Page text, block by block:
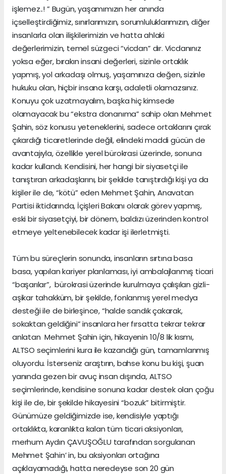
işlemez..! ” Bugün, yaşamımızın her anında
içselleştirdiğimiz, sınırlarımızın, sorumluluklarımızın, diğer
insanlarla olan ilişkilerimizin ve hatta ahlaki
değerlerimizin, temel süzgeci “vicdan” dır. Vicdanınız
yoksa eğer, bırakın insani değerleri, sizinle ortaklık
yapmış, yol arkadaşı olmuş, yaşamınıza değen, sizinle
hukuku olan, hiçbir insana karşı, adaletli olamazsınız.
Konuyu çok uzatmayalım, başka hiç kimsede
olamayacak bu “ekstra donanıma” sahip olan Mehmet
Şahin, söz konusu yeteneklerini, sadece ortaklarını çırak
çıkardığı ticaretlerinde değil, elindeki maddi gücün de
avantajıyla, özellikle yerel bürokrasi üzerinde, sonuna
kadar kullandı. Kendisini, her hangi bir siyasetçi ile
tanıştıran arkadaşlarını, bir şekilde tanıştırdığı kişi ya da
kişiler ile de, “kötü” eden Mehmet Şahin, Anavatan
Partisi iktidarında, İçişleri Bakanı olarak görev yapmış,
eski bir siyasetçiyi, bir dönem, baldızı üzerinden kontrol
etmeye yeltenebilecek kadar işi ilerletmişti.
Tüm bu süreçlerin sonunda, insanların sırtına basa
basa, yapılan kariyer planlaması, iyi ambalajlanmış ticari
“başarılar”, bürokrasi üzerinde kurulmaya çalışılan gizli-
aşikar tahakküm, bir şekilde, fonlanmış yerel medya
desteği ile de birleşince, “halde sandık çakarak,
sokaktan geldiğini” insanlara her fırsatta tekrar tekrar
anlatan Mehmet Şahin için, hikayenin 10/8 lik kısmı,
ALTSO seçimlerini kura ile kazandığı gün, tamamlanmış
oluyordu. İsterseniz araştırın, bahse konu bu kişi, şuan
yanında gezen bir avuç insan dışında, ALTSO
seçimlerinde, kendisine sonuna kadar destek olan çoğu
kişi ile de, bir şekilde hikayesini “bozuk” bitirmiştir.
Günümüze geldiğimizde ise, kendisiyle yaptığı
ortaklıkta, karanlıkta kalan tüm ticari aksiyonları,
merhum Aydın ÇAVUŞOĞLU tarafından sorgulanan
Mehmet Şahin’ in, bu aksiyonları ortağına
açıklayamadığı, hatta neredeyse son 20 gün